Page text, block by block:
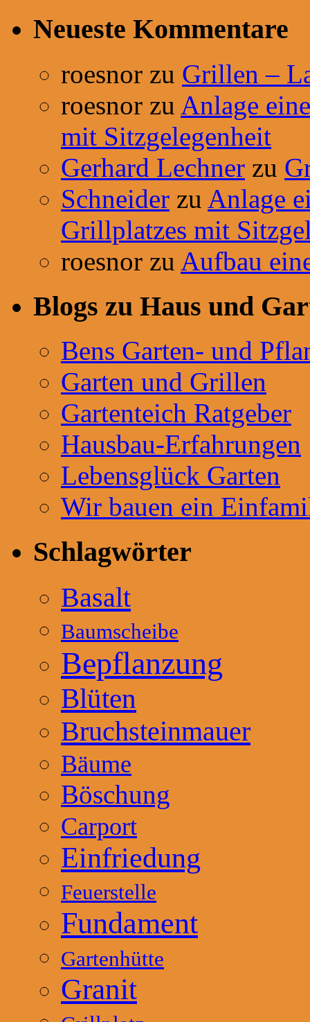
Neueste Kommentare
roesnor zu Grillen –
roesnor zu Anlage
mit Sitzgelegenheit
Gerhard Lechner zu
Schneider zu Anlage
Grillplatzes mit
roesnor zu Aufbau
Blogs zu Haus und
Bens Garten- und
Garten und Grillen
Gartenteich Ratgeber
Hausbau-Erfahrungen
Lebensglück Garten
Wir bauen ein
Schlagwörter
Basalt
Baumscheibe
Bepflanzung
Blüten
Bruchsteinmauer
Bäume
Böschung
Carport
Einfriedung
Feuerstelle
Fundament
Gartenhütte
Granit